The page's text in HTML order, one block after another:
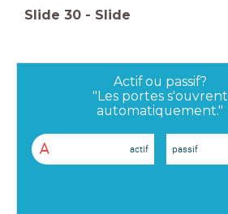
Slide 30 - Slide
Actif ou passif?
"Les portes s'ouvrent
automatiquement."
A actif passif